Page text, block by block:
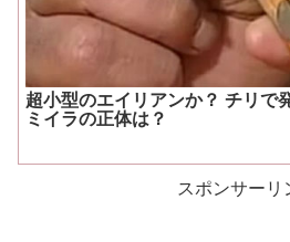
超小型のエイリアンか？ チリで
ミイラの正体は？
スポンサーリ